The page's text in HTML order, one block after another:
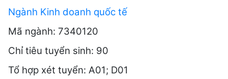
Ngành Kinh doanh quốc tế
Mã ngành: 7340120
Chỉ tiêu tuyển sinh: 90
Tổ hợp xét tuyển: A01; D01